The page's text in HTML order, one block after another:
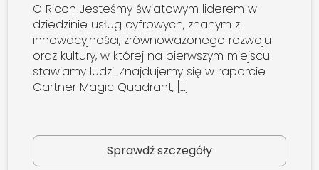
O Ricoh Jesteśmy światowym liderem w
dziedzinie usług cyfrowych, znanym z
innowacyjności, zrównoważonego rozwoju
oraz kultury, w której na pierwszym miejscu
stawiamy ludzi. Znajdujemy się w raporcie
Gartner Magic Quadrant, […]
Sprawdź szczegóły